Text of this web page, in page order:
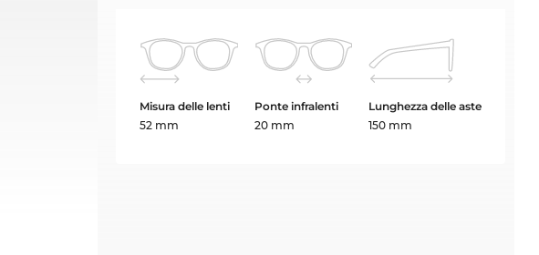
Misura delle lenti
52 mm
Ponte infralenti
20 mm
Lunghezza delle aste
150 mm